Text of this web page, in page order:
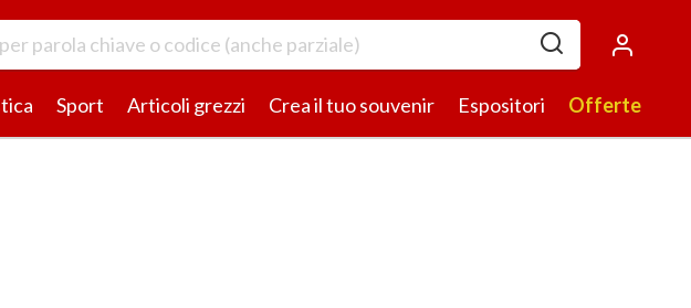
Sport Articoli grezzi Crea il tuo souvenir Espositori Offerte